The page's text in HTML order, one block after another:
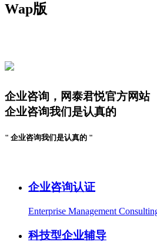
Wap版
企业咨询，网泰君悦官方网站
企业咨询我们是认真的
" 企业咨询我们是认真的 "
企业咨询认证
Enterprise Management
科技型企业辅导